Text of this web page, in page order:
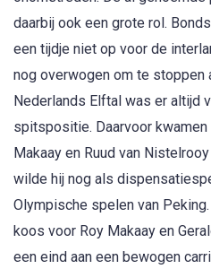
daarbij ook een grote rol.
een tijdje niet op voor de
nog overwogen om te stoppen
Nederlands Elftal was er altijd
spitspositie. Daarvoor
Makaay en Ruud van
wilde hij nog als
Olympische spelen van
koos voor Roy Makaay en
een eind aan een bewogen